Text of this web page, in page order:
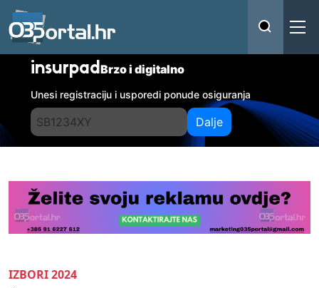
insurpadBrzo i digitalno
Unesi registraciju i usporedi ponude osiguranja
Dalje
IZBORI 2024